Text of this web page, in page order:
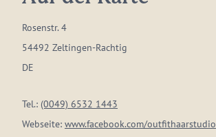
Rosenstr. 4
54492 Zeltingen-Rachtig
DE
Tel.: (0049) 6532 1443
Webseite: www.facebook.com/outfithaarstudio